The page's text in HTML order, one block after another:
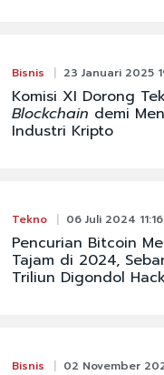
Bisnis 23 Januari 2025
Komisi XI Dorong
Blockchain demi
Industri Kripto
Tekno 06 Juli 2024 11:16
Pencurian Bitcoin
Tajam di 2024,
Triliun Digondol
Bisnis 02 November